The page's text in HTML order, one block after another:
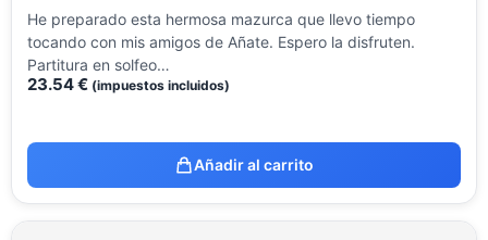
He preparado esta hermosa mazurca que llevo tiempo
tocando con mis amigos de Añate. Espero la disfruten.
Partitura en solfeo…
23.54€ (impuestos incluidos)
Añadir al carrito